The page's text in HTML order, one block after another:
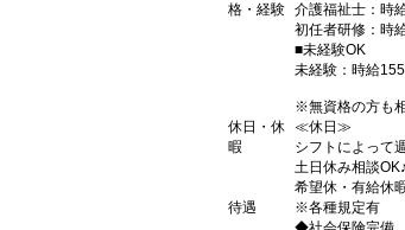
格・経験 介護福祉士：時
初任者研修：時
■未経験OK
未経験：時給
※無資格の方も
休日・休
暇
≪休日≫
シフトによって
土日休み相談OK♪
希望休・有給休
待遇
※各種規定有